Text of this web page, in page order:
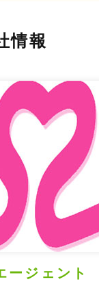
情報
ージェント